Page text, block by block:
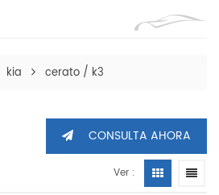
kia cerato / k3
CONSULTA AHORA
Ver :